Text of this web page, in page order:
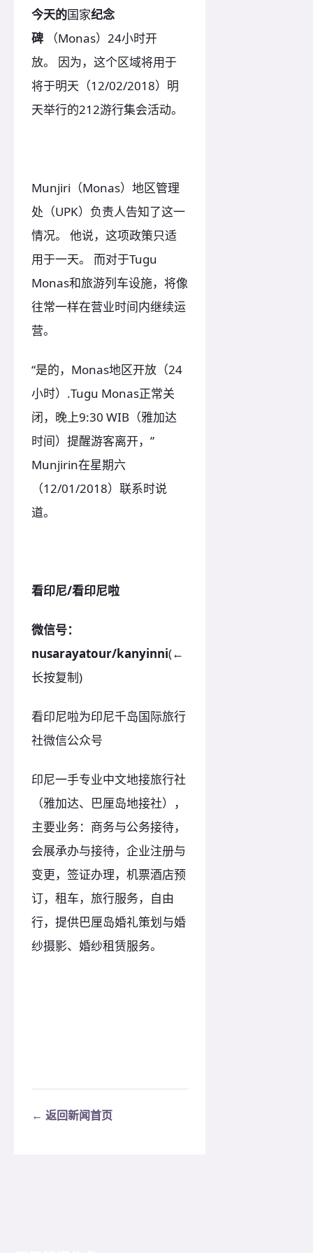
今天的国家纪念
碑 （Monas）24小时开
放。 因为，这个区域将用于
将于明天（12/02/2018）明
天举行的212游行集会活动。
Munjiri（Monas）地区管理
处（UPK）负责人告知了这一
情况。 他说，这项政策只适
用于一天。 而对于Tugu
Monas和旅游列车设施，将像
往常一样在营业时间内继续运
营。
“是的，Monas地区开放（24
小时）.Tugu Monas正常关
闭，晚上9:30 WIB（雅加达
时间）提醒游客离开，”
Munjirin在星期六
（12/01/2018）联系时说
道。
看印尼/看印尼啦
微信号：
nusarayatour/kanyinni(←
长按复制)
看印尼啦为印尼千岛国际旅行
社微信公众号
印尼一手专业中文地接旅行社
（雅加达、巴厘岛地接社），
主要业务：商务与公务接待，
会展承办与接待，企业注册与
变更，签证办理，机票酒店预
订，租车，旅行服务，自由
行，提供巴厘岛婚礼策划与婚
纱摄影、婚纱租赁服务。
← 返回新闻首页